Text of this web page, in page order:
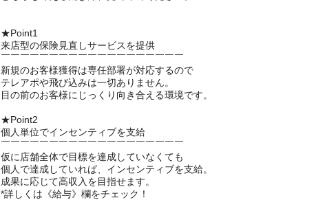
★Point1
来店型の保険見直しサービスを提供
￣￣￣￣￣￣￣￣￣￣￣￣￣￣￣￣￣￣￣
新規のお客様獲得は専任部署が対応するので
テレアポや飛び込みは一切ありません。
目の前のお客様にじっくり向き合える環境です。
★Point2
個人単位でインセンティブを支給
￣￣￣￣￣￣￣￣￣￣￣￣￣￣￣￣￣￣￣
仮に店舗全体で目標を達成していなくても
個人で達成していれば、インセンティブを支給。
成果に応じて高収入を目指せます。
*詳しくは《給与》欄をチェック！